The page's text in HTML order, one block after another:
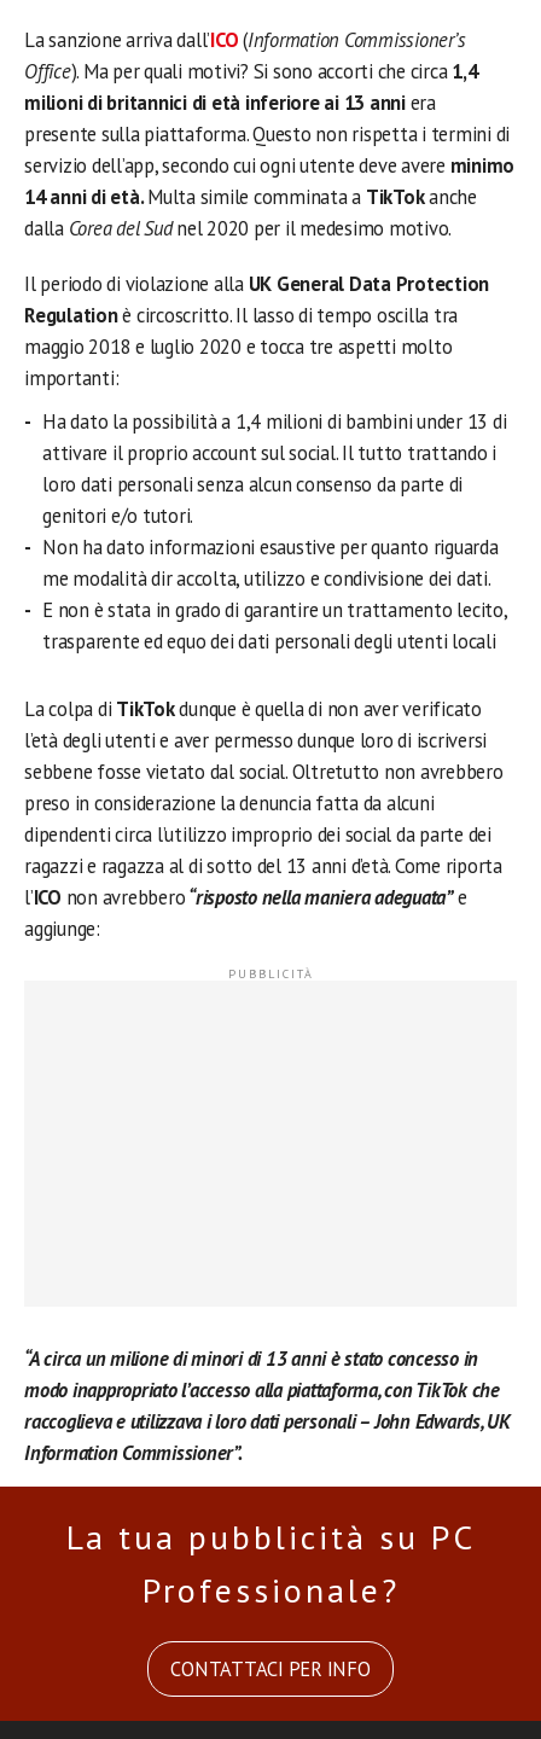
La sanzione arriva dall’ICO(Information Commissioner’s
Office). Ma per quali motivi? Si sono accorti che circa1,4
milioni di britannici di età inferiore ai 13 anniera
presente sulla piattaforma. Questo non rispetta i termini di
servizio dell’app, secondo cui ogni utente deve avere minimo
14 anni di età.Multa simile comminata a TikTokanche
dalla Corea del Sudnel 2020 per il medesimo motivo.
Il periodo di violazione alla UK General Data Protection
Regulationè circoscritto. Il lasso di tempo oscilla tra
maggio 2018 e luglio 2020 e tocca tre aspetti molto
importanti:
Ha dato la possibilità a 1,4 milioni di bambini under 13 di
attivare il proprio account sul social. Il tutto trattando i
loro dati personali senza alcun consenso da parte di
genitori e/o tutori.
Non ha dato informazioni esaustive per quanto riguarda
me modalità dir accolta, utilizzo e condivisione dei dati.
E non è stata in grado di garantire un trattamento lecito,
trasparente ed equo dei dati personali degli utenti locali
La colpa di TikTokdunque è quella di non aver verificato
l’età degli utenti e aver permesso dunque loro di iscriversi
sebbene fosse vietato dal social. Oltretutto non avrebbero
preso in considerazione la denuncia fatta da alcuni
dipendenti circa l’utilizzo improprio dei social da parte dei
ragazzi e ragazza al di sotto del 13 anni d’età. Come riporta
l’ICO non avrebbero“risposto nella maniera adeguata”e
aggiunge:
“A circa un milione di minori di 13 anni è stato concesso in
modo inappropriato l’accesso alla piattaforma, con TikTok che
raccoglieva e utilizzava i loro dati personali – John Edwards, UK
Information Commissioner”.
La tua pubblicità su PC
Professionale?
CONTATTACI PER INFO